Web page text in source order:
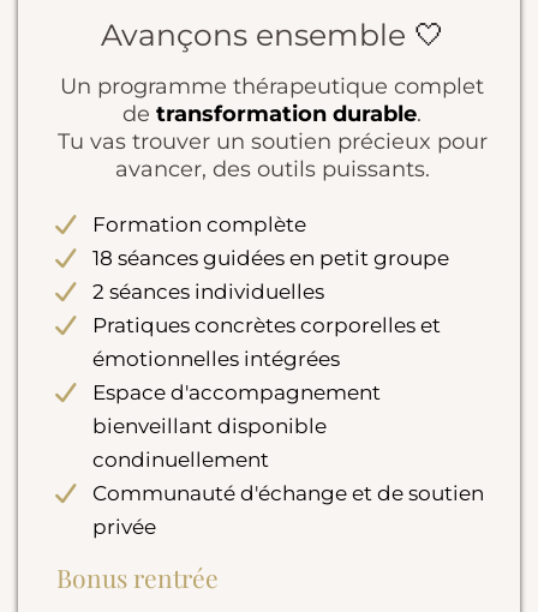
Avançons ensemble 🤍
Un programme thérapeutique complet
de transformation durable.
Tu vas trouver un soutien précieux pour
avancer, des outils puissants.
Formation complète
18 séances guidées en petit groupe
2 séances individuelles
Pratiques concrètes corporelles et
émotionnelles intégrées
Espace d'accompagnement
bienveillant disponible
condinuellement
Communauté d'échange et de soutien
privée
Bonus rentrée